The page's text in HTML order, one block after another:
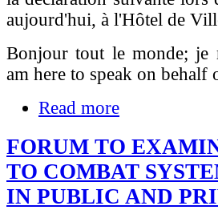
aujourd'hui, à l'Hôtel de
Bonjour tout le monde; je
am here to speak on behalf
Read more
FORUM TO
TO COMBAT
IN PUBLIC AND